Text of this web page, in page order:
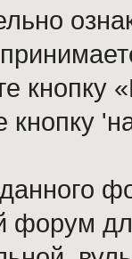
кнопку
кнопку
форум